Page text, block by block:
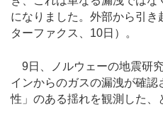
になりました。外部から引
ターファクス、10日）。
9日、ノルウェーの地震研
インからのガスの漏洩が確
性」のある揺れを観測した、